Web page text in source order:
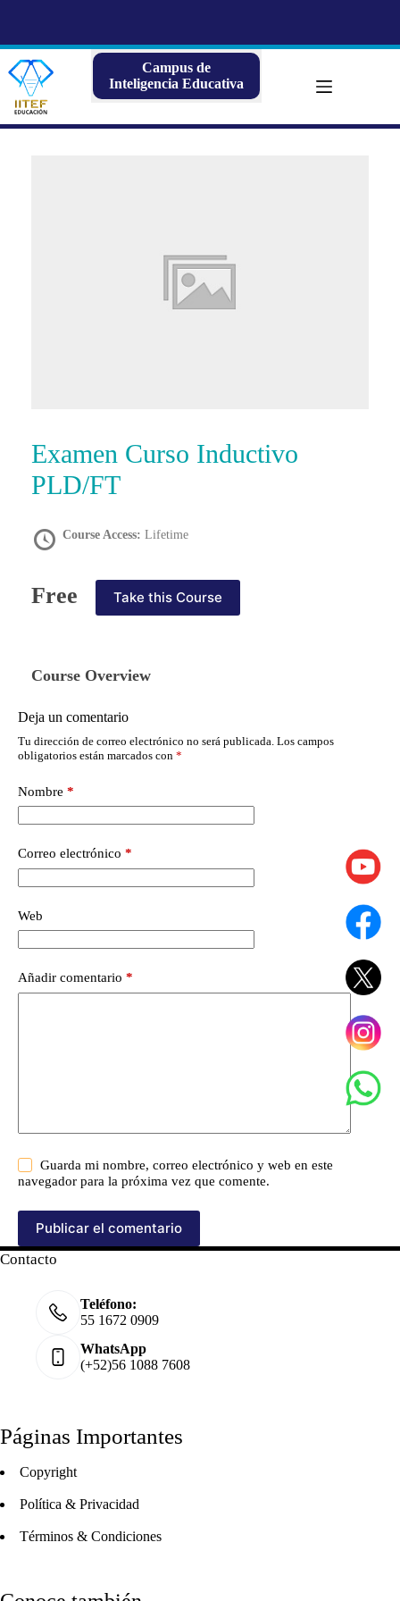
Campus de
Inteligencia Educativa
Examen Curso Inductivo
PLD/FT
Course Access: Lifetime
Free Take this Course
Course Overview
Deja un comentario
Tu dirección de correo electrónico no será publicada. Los campos
obligatorios están marcados con *
Nombre *
Correo electrónico *
Web
Añadir comentario *
Guarda mi nombre, correo electrónico y web en este
navegador para la próxima vez que comente.
Publicar el comentario
Contacto
Teléfono:
55 1672 0909
WhatsApp
(+52)56 1088 7608
Páginas Importantes
Copyright
Política & Privacidad
Términos & Condiciones